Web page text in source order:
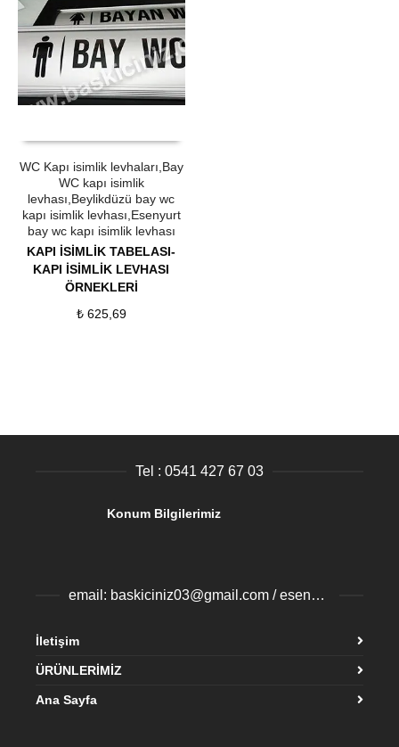
WC Kapı isimlik levhaları,Bay
WC kapı isimlik
levhası,Beylikdüzü bay wc
kapı isimlik levhası,Esenyurt
bay wc kapı isimlik levhası
KAPI İSİMLİK TABELASI-
KAPI İSİMLİK LEVHASI
ÖRNEKLERİ
₺625,69
Tel : 0541 427 67 03
Konum Bilgilerimiz
email: baskiciniz03@gmail.com / esenyurtbaski@gmail.com
İletişim
ÜRÜNLERİMİZ
Ana Sayfa